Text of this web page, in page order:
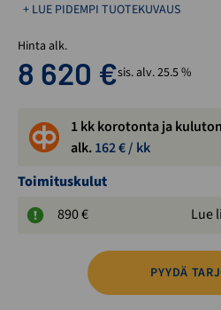
+ LUE PIDEMPI TUOTEKUVAUS
Hinta alk.
8 620 €sis. alv. 25.5 %
1 kk korotonta ja
alk.162€ / kk
Toimituskulut
890 €
Lue
PYYDÄ